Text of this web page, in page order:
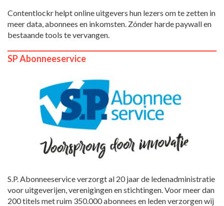
Contentlockr helpt online uitgevers hun lezers om te zetten in
meer data, abonnees en inkomsten. Zónder harde paywall en
bestaande tools te vervangen.
SP Abonneeservice
S.P. Abonneeservice verzorgt al 20 jaar de ledenadministratie
voor uitgeverijen, verenigingen en stichtingen. Voor meer dan
200 titels met ruim 350.000 abonnees en leden verzorgen wij